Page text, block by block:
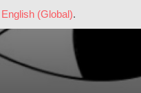
English (Global).